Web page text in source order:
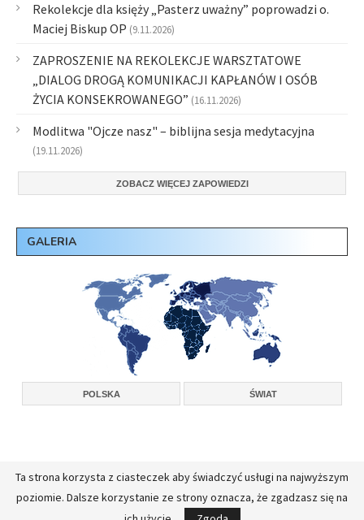
Rekolekcje dla księży „Pasterz uważny” poprowadzi o.
Maciej Biskup OP (9.11.2026)
ZAPROSZENIE NA REKOLEKCJE WARSZTATOWE
„DIALOG DROGĄ KOMUNIKACJI KAPŁANÓW I OSÓB
ŻYCIA KONSEKROWANEGO” (16.11.2026)
Modlitwa "Ojcze nasz" – biblijna sesja medytacyjna
(19.11.2026)
ZOBACZ WIĘCEJ ZAPOWIEDZI
GALERIA
POLSKA ŚWIAT
Copyright © 2026, Konferencja Wyższych Przełożonych Zakonów Męskich w
Polsce.
FullStackAdmin - opieka administracyjna nad serwerami
Ta strona korzysta z ciasteczek aby świadczyć usługi na najwyższym
poziomie. Dalsze korzystanie ze strony oznacza, że zgadzasz się na